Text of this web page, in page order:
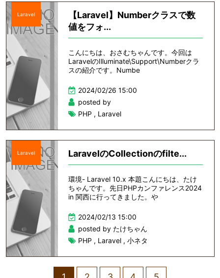
Laravel
【Laravel】Numberクラスで数
値をフォ...
こんにちは、おさむちゃんです。今回は
LaravelのIlluminate\Support\Numberクラ
スの紹介です。Numbe
2024/02/26 15:00
posted by
PHP , Laravel
Laravel LaravelのCollectionのfilte...
環境- Laravel 10.x 本題こんにちは、たけ
ちゃんです。先日PHPカンファレンス2024
in 関西に行ってきました。や
2024/02/13 15:00
posted by たけちゃん
PHP , Laravel, 小ネタ